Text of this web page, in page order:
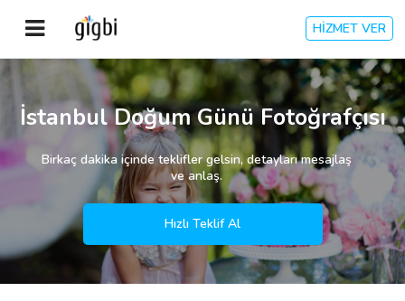
HİZMET VER
Anasayfa
Kayıt Ol
Kategoriler
İstanbul Doğum Günü Fotoğrafçısı
Birkaç dakika içinde teklifler gelsin, detayları mesajlaş
ve anlaş.
Hızlı Teklif Al